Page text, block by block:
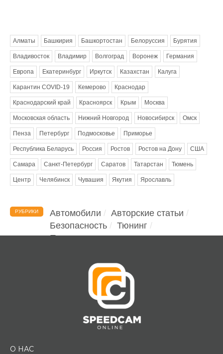
Алматы Башкирия Башкортостан Белоруссия Бурятия
Владивосток Владимир Волгоград Воронеж Германия
Европа Екатеринбург Иркутск Казахстан Калуга
Карантин COVID-19 Кемерово Краснодар
Краснодарский край Красноярск Крым Москва
Московская область Нижний Новгород Новосибирск Омск
Пенза Петербург Подмосковье Приморье
Республика Беларусь Россия Ростов Ростов на Дону США
Самара Санкт-Петербург Саратов Татарстан Тюмень
Центр Челябинск Чувашия Якутия Ярославль
РУБРИКИ Автомобили
Авторские статьи
Безопасность
Тюнинг
Помощь водителю
О НАС